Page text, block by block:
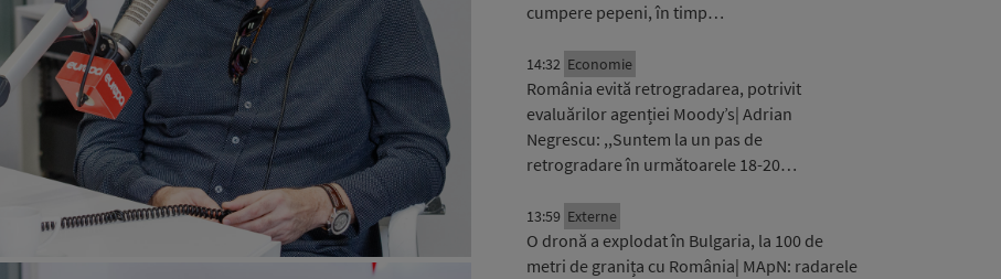
cumpere pepeni, în timp…
14:32 Economie
România evită retrogradarea, potrivit
evaluărilor agenției Moody’s| Adrian
Negrescu: ,,Suntem la un pas de
retrogradare în următoarele 18-20…
13:59 Externe
O dronă a explodat în Bulgaria, la 100 de
metri de granița cu România| MApN: radarele